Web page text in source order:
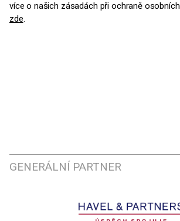
více o našich zásadách při ochraně
zde.
GENERÁLNÍ PARTNER